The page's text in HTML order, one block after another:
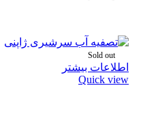
Sold out
اطلاعات بیشتر
Quick view